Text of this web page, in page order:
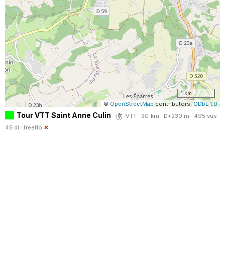
1 km
© OpenStreetMap contributors,ODbL 1.0
Tour VTT Saint Anne Culin
VTT · 30 km · D+230 m · 495 vus ·
45 dl · freeflo